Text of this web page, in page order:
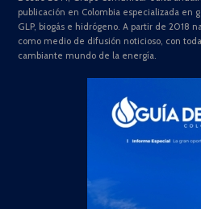
publicación en Colombia especializada en
GLP, biogás e hidrógeno. A partir de 2018
como medio de difusión noticioso, con
cambiante mundo de la energía.